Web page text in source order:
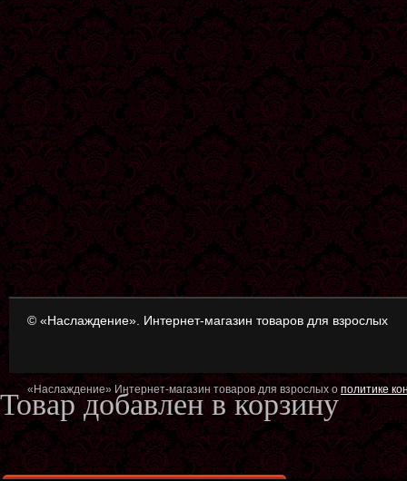
© «Наслаждение». Интернет-магазин товаров для взрослых
«Наслаждение» Интернет-магазин товаров для взрослых ополитике
Товар добавлен в корзину